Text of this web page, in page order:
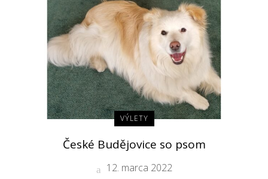
VÝLETY
České Budějovice so psom
12. marca 2022